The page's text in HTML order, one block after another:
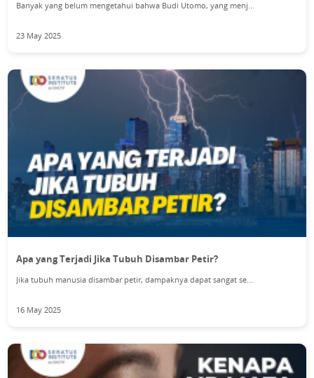
Banyak yang belum mengetahui bahwa Budi Utomo, yang menj...
23 May 2025
Apa yang Terjadi Jika Tubuh Disambar Petir?
Jika tubuh manusia disambar petir, dampaknya dapat sangat se...
16 May 2025